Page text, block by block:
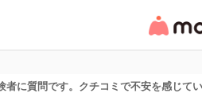
リ・情報
に質問です。クチコミで不安を感じて